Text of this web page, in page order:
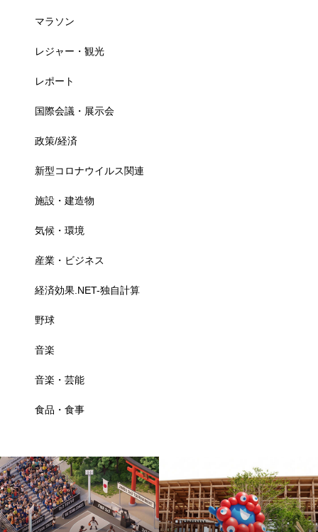
マラソン
レジャー・観光
レポート
国際会議・展示会
政策/経済
新型コロナウイルス関連
施設・建造物
気候・環境
産業・ビジネス
経済効果.NET-独自計算
野球
音楽
音楽・芸能
食品・食事